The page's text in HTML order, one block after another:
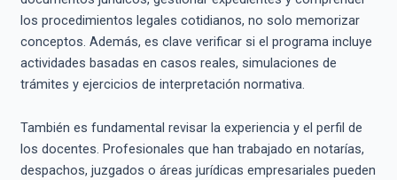
los procedimientos legales cotidianos, no solo memorizar
conceptos. Además, es clave verificar si el programa incluye
actividades basadas en casos reales, simulaciones de
trámites y ejercicios de interpretación normativa.
También es fundamental revisar la experiencia y el perfil de
los docentes. Profesionales que han trabajado en notarías,
despachos, juzgados o áreas jurídicas empresariales pueden